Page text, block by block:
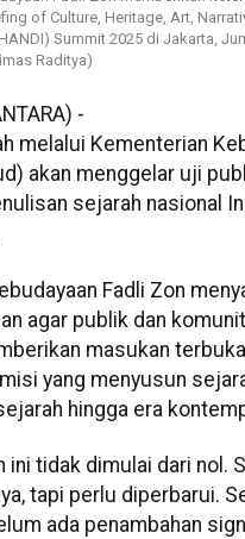
of Culture, Heritage, Art,
Summit 2025 di Jakarta,
Raditya)
-
melalui Kementerian
akan menggelar uji
sejarah nasional
Fadli Zon
agar publik dan
masukan
yang menyusun
hingga era
ini tidak dimulai dari nol.
tapi perlu diperbarui.
ada penambahan